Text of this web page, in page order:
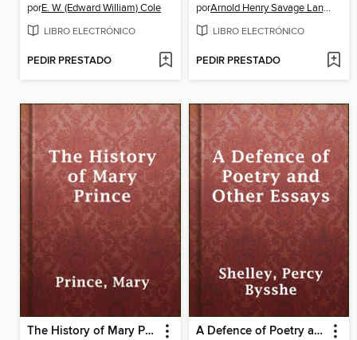
porE. W. (Edward William) Cole
LIBRO ELECTRÓNICO
PEDIR PRESTADO
por Arnold Henry Savage Landor
LIBRO ELECTRÓNICO
PEDIR PRESTADO
The History of Mary Prince A Defence of Poetry and Other Essays